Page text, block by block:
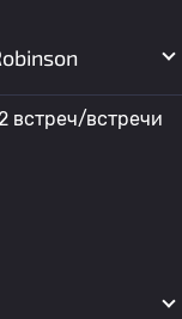
встреч/встречи